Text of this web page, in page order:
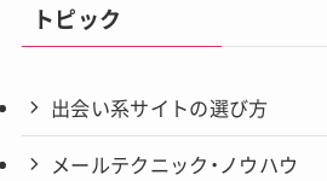
トピック
出会い系サイトの選び方
メールテクニック・ノウハウ